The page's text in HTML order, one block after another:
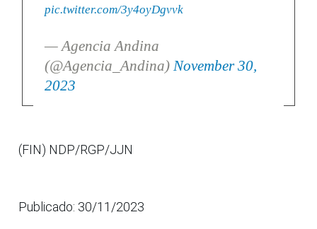
pic.twitter.com/3y4oyDgvvk
— Agencia Andina
(@Agencia_Andina) November 30,
2023
(FIN) NDP/RGP/JJN
Publicado: 30/11/2023